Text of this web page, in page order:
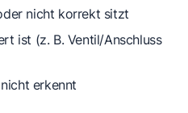
nicht korrekt sitzt
ist (z. B. Ventil/Anschluss
erkennt